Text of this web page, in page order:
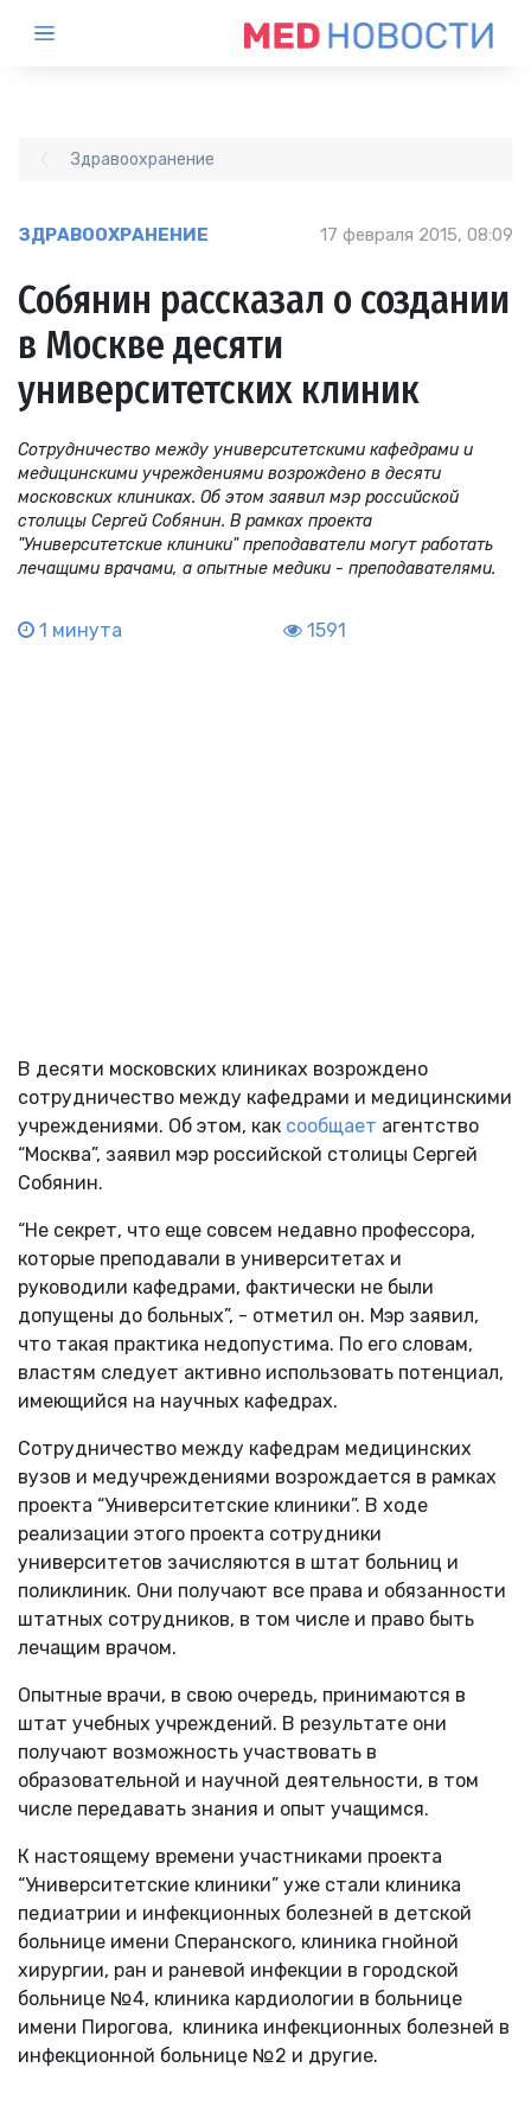
Здравоохранение
ЗДРАВООХРАНЕНИЕ 17 февраля 2015, 08:09
Собянин рассказал о создании
в Москве десяти
университетских клиник
Сотрудничество между университетскими кафедрами и
медицинскими учреждениями возрождено в десяти
московских клиниках. Об этом заявил мэр российской
столицы Сергей Собянин. В рамках проекта
"Университетские клиники" преподаватели могут работать
лечащими врачами, а опытные медики - преподавателями.
1 минута 1591
В десяти московских клиниках возрождено
сотрудничество между кафедрами и медицинскими
учреждениями. Об этом, как сообщает агентство
“Москва”, заявил мэр российской столицы Сергей
Собянин.
“Не секрет, что еще совсем недавно профессора,
которые преподавали в университетах и
руководили кафедрами, фактически не были
допущены до больных”, - отметил он. Мэр заявил,
что такая практика недопустима. По его словам,
властям следует активно использовать потенциал,
имеющийся на научных кафедрах.
Сотрудничество между кафедрам медицинских
вузов и медучреждениями возрождается в рамках
проекта “Университетские клиники”. В ходе
реализации этого проекта сотрудники
университетов зачисляются в штат больниц и
поликлиник. Они получают все права и обязанности
штатных сотрудников, в том числе и право быть
лечащим врачом.
Опытные врачи, в свою очередь, принимаются в
штат учебных учреждений. В результате они
получают возможность участвовать в
образовательной и научной деятельности, в том
числе передавать знания и опыт учащимся.
К настоящему времени участниками проекта
“Университетские клиники” уже стали клиника
педиатрии и инфекционных болезней в детской
больнице имени Сперанского, клиника гнойной
хирургии, ран и раневой инфекции в городской
больнице №4, клиника кардиологии в больнице
имени Пирогова, клиника инфекционных болезней в
инфекционной больнице №2 и другие.